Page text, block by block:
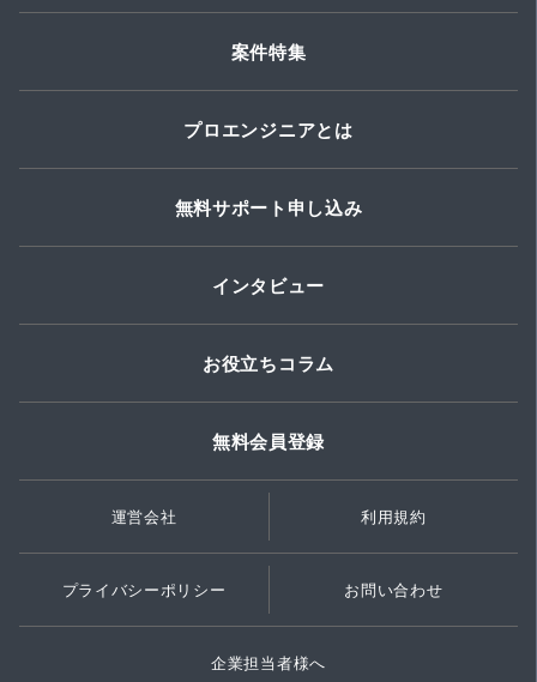
案件特集
プロエンジニアとは
無料サポート申し込み
インタビュー
お役立ちコラム
無料会員登録
運営会社 利用規約
プライバシーポリシー お問い合わせ
企業担当者様へ